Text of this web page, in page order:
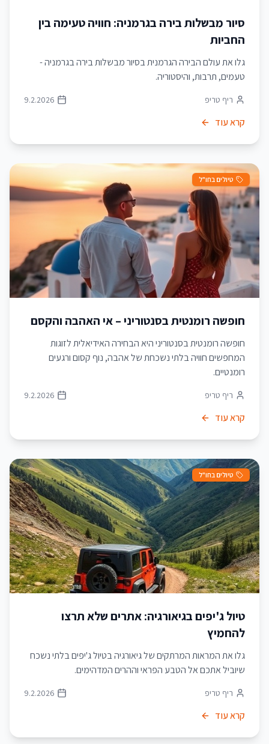
סיור מבשלות בירה בגרמניה: חוויה טעימה בין
החביות
גלו את עולם הבירה הגרמנית בסיור מבשלות בירה בגרמניה -
טעמים, תרבות, והיסטוריה.
ריף טריפ 9.2.2026
קרא עוד
טיולים בחו"ל
חופשה רומנטית בסנטוריני – אי האהבה והקסם
חופשה רומנטית בסנטוריני היא הבחירה האידיאלית לזוגות
המחפשים חוויה בלתי נשכחת של אהבה, נוף קסום ורגעים
רומנטיים.
ריף טריפ 9.2.2026
קרא עוד
טיולים בחו"ל
טיול ג'יפים בגיאורגיה: אתרים שלא תרצו
להחמיץ
גלו את המראות המרתקים של גיאורגיה בטיול ג'יפים בלתי נשכח
שיוביל אתכם אל הטבע הפראי וההרים המדהימים.
ריף טריפ 9.2.2026
קרא עוד